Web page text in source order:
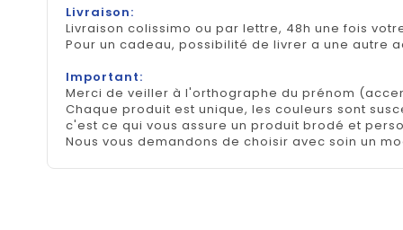
Livraison:
Livraison colissimo ou par lettre, 48h une fois
Pour un cadeau, possibilité de livrer a une autre
Important:
Merci de veiller à l'orthographe du prénom
Chaque produit est unique, les couleurs sont
c'est ce qui vous assure un produit brodé et
Nous vous demandons de choisir avec soin un